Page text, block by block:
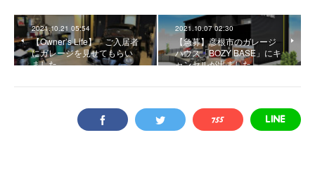
2021.10.21 05:54
【Owner’s Life】 ご入居者
にガレージを見せてもらい
ました。
2021.10.07 02:30
【急募】彦根市のガレージ
ハウス「BOZY BASE」にキ
ャンセルが出ました。